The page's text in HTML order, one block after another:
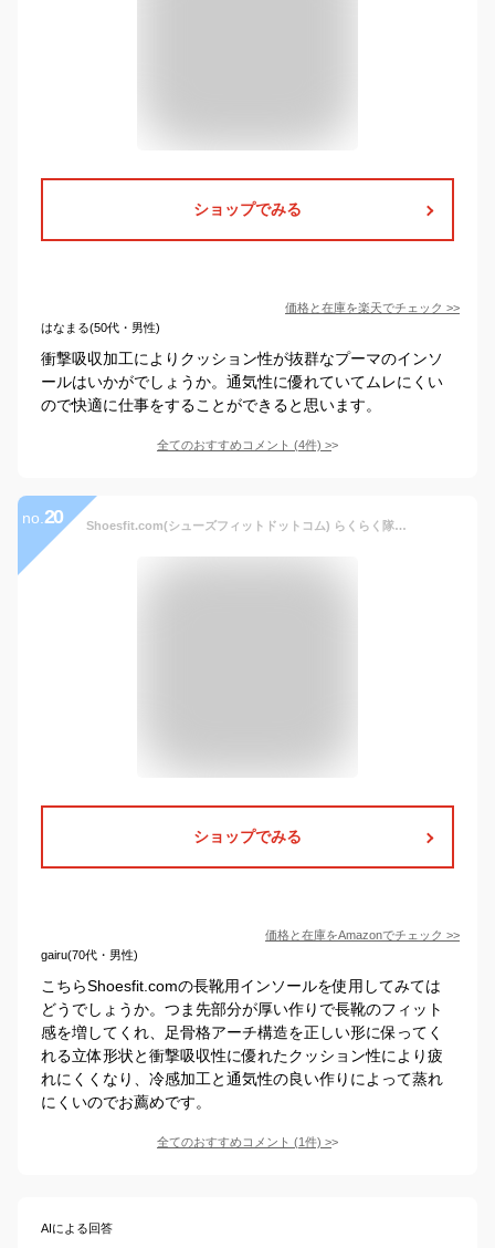
ショップでみる
価格と在庫を楽天でチェック >>
はなまる(50代・男性)
衝撃吸収加工によりクッション性が抜群なプーマのインソ
ールはいかがでしょうか。通気性に優れていてムレにくい
ので快適に仕事をすることができると思います。
全てのおすすめコメント (4件) >
no. 20 Shoesfit.com(シューズフィットドットコム) らくらく隊(長靴用)ムレ対策インソール 男女兼用 1足(2枚入) L(25.5~26.5cm)
ショップでみる
価格と在庫をAmazonでチェック >>
gairu(70代・男性)
こちらShoesfit.comの長靴用インソールを使用してみては
どうでしょうか。つま先部分が厚い作りで長靴のフィット
感を増してくれ、足骨格アーチ構造を正しい形に保ってく
れる立体形状と衝撃吸収性に優れたクッション性により疲
れにくくなり、冷感加工と通気性の良い作りによって蒸れ
にくいのでお薦めです。
全てのおすすめコメント (1件) >
AIによる回答